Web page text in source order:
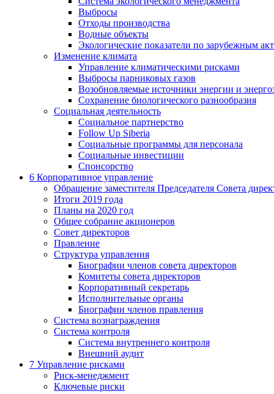
Выбросы
Отходы производства
Водные объекты
Экологические показатели по зарубежным
Изменение климата
Управление климатическими рисками
Выбросы парниковых газов
Возобновляемые источники энергии и
Сохранение биологического разнообразия
Социальная деятельность
Социальное партнерство
Follow Up Siberia
Социальные программы для персонала
Социальные инвестиции
Спонсорство
6 Корпоративное управление
Обращение заместителя Председателя Совета
Итоги 2019 года
Планы на 2020 год
Общее собрание акционеров
Совет директоров
Правление
Структура управления
Биографии членов совета директоров
Комитеты совета директоров
Корпоративный секретарь
Исполнительные органы
Биографии членов правления
Система вознаграждения
Система контроля
Система внутреннего контроля
Внешний аудит
7 Управление рисками
Риск-менеджмент
Ключевые риски